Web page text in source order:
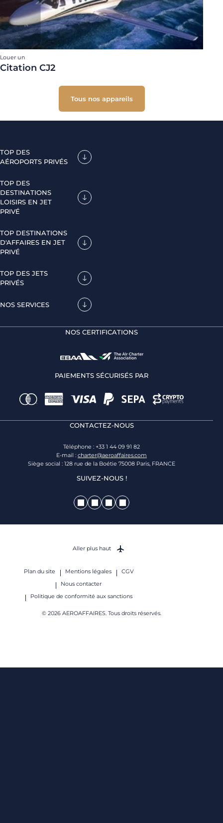
Louer un
Citation CJ2
Tous nos appareils
TOP DES
AÉROPORTS PRIVÉS
TOP DES
DESTINATIONS
LOISIRS EN JET
PRIVÉ
TOP DESTINATIONS
D'AFFAIRES EN JET
PRIVÉ
TOP DES JETS
PRIVÉS
NOS SERVICES
NOS CERTIFICATIONS
PAIEMENTS SÉCURISÉS PAR
CONTACTEZ-NOUS
Téléphone : +33 1 44 09 91 82
E-mail : charter@aeroaffaires.com
Siège social : 128 rue de la Boétie 75008 Paris, FRANCE
SUIVEZ-NOUS !
Plan du site Mentions légales
CGV
Nous contacter
Politique de conformité aux sanctions
© 2026 AEROAFFAIRES. Tous droits réservés.
Aller plus haut